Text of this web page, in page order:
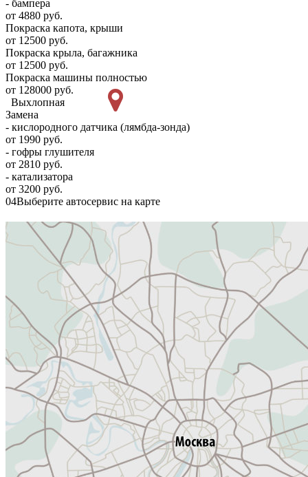
- бампера
от 4880 руб.
Покраска капота, крыши
от 12500 руб.
Покраска крыла, багажника
от 12500 руб.
Покраска машины полностью
от 128000 руб.
Выхлопная
Замена
- кислородного датчика (лямбда-зонда)
от 1990 руб.
- гофры глушителя
от 2810 руб.
- катализатора
от 3200 руб.
04Выберите автосервис на карте